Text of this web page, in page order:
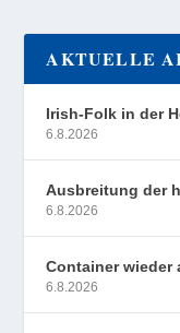
AKTUELLE
Irish-Folk in der
6.8.2026
Ausbreitung der
6.8.2026
Container wieder
6.8.2026